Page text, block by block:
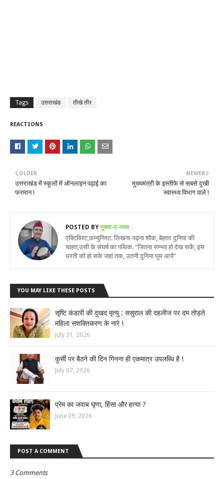
Tags उत्तराखंड तीखे तीर
REACTIONS
NEWER
मुख्यमंत्री के इस्तीफे से सबसे दुखी
स्वास्थ्य विभाग वाले !
OLDER
उत्तराखंड में स्कूलों में ऑनलाइन पढ़ाई का
फरमान !
POSTED BYनुक्ता-ए-नजर
एक्टिविस्ट,कम्युनिस्ट. लिखना-पढ़ना शौक, बेहतर दुनिया की
चाहत,उसी के संघर्ष का पथिक. "जितना सम्भव हो देख सकें, इस
धरती को हो सके जहां तक, उतनी दुनिया घूम आयें"
YOU MAY LIKE THESE POSTS
सृष्टि कंडारी की दुखद मृत्यु : ससुराल की दहलीज पर दम तोड़ते
महिला सशक्तिकरण के नारे !
July 31, 2026
कुर्सी पर बैठने की दिन गिनना ही एकमात्र उपलब्धि है !
July 07, 2026
प्रेम का जवाब घृणा, हिंसा और हत्या ?
June 09, 2026
POST A COMMENT
3 Comments